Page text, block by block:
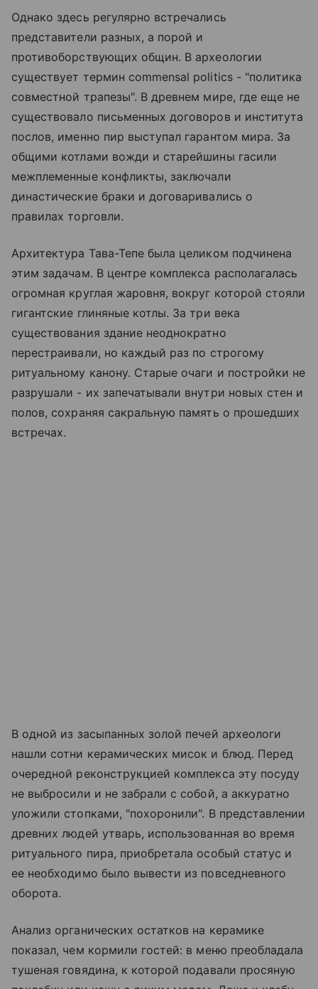
Однако здесь регулярно встречались
представители разных, а порой и
противоборствующих общин. В археологии
существует термин commensal politics - "политика
совместной трапезы". В древнем мире, где еще не
существовало письменных договоров и института
послов, именно пир выступал гарантом мира. За
общими котлами вожди и старейшины гасили
межплеменные конфликты, заключали
династические браки и договаривались о
правилах торговли.
Архитектура Тава-Тепе была целиком подчинена
этим задачам. В центре комплекса располагалась
огромная круглая жаровня, вокруг которой стояли
гигантские глиняные котлы. За три века
существования здание неоднократно
перестраивали, но каждый раз по строгому
ритуальному канону. Старые очаги и постройки не
разрушали - их запечатывали внутри новых стен и
полов, сохраняя сакральную память о прошедших
встречах.
В одной из засыпанных золой печей археологи
нашли сотни керамических мисок и блюд. Перед
очередной реконструкцией комплекса эту посуду
не выбросили и не забрали с собой, а аккуратно
уложили стопками, "похоронили". В представлении
древних людей утварь, использованная во время
ритуального пира, приобретала особый статус и
ее необходимо было вывести из повседневного
оборота.
Анализ органических остатков на керамике
показал, чем кормили гостей: в меню преобладала
тушеная говядина, к которой подавали просяную